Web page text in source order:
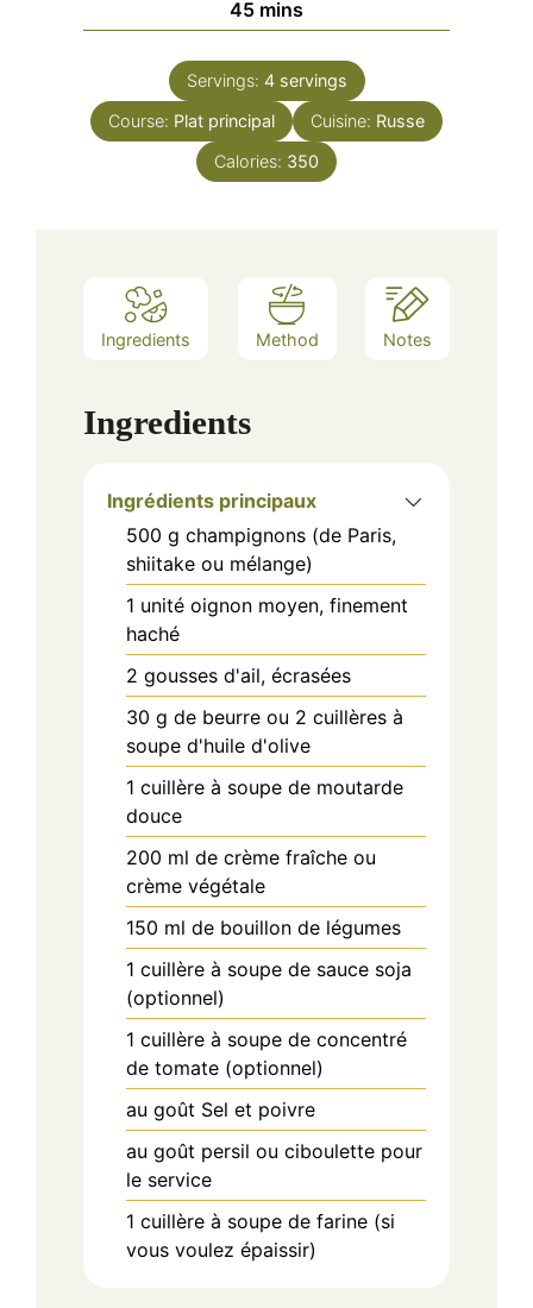
45minutes
mins
Servings: 4 servings
Course: Plat principal Cuisine: Russe
Calories: 350
Ingredients Method Notes
Ingredients
Ingrédients principaux
500 g champignons (de Paris,
shiitake ou mélange)
1 unité oignon moyen, finement
haché
2 gousses d'ail, écrasées
30 g de beurre ou 2 cuillères à
soupe d'huile d'olive
1 cuillère à soupe de moutarde
douce
200 ml de crème fraîche ou
crème végétale
150 ml de bouillon de légumes
1 cuillère à soupe de sauce soja
(optionnel)
1 cuillère à soupe de concentré
de tomate (optionnel)
au goût Sel et poivre
au goût persil ou ciboulette pour
le service
1 cuillère à soupe de farine (si
vous voulez épaissir)